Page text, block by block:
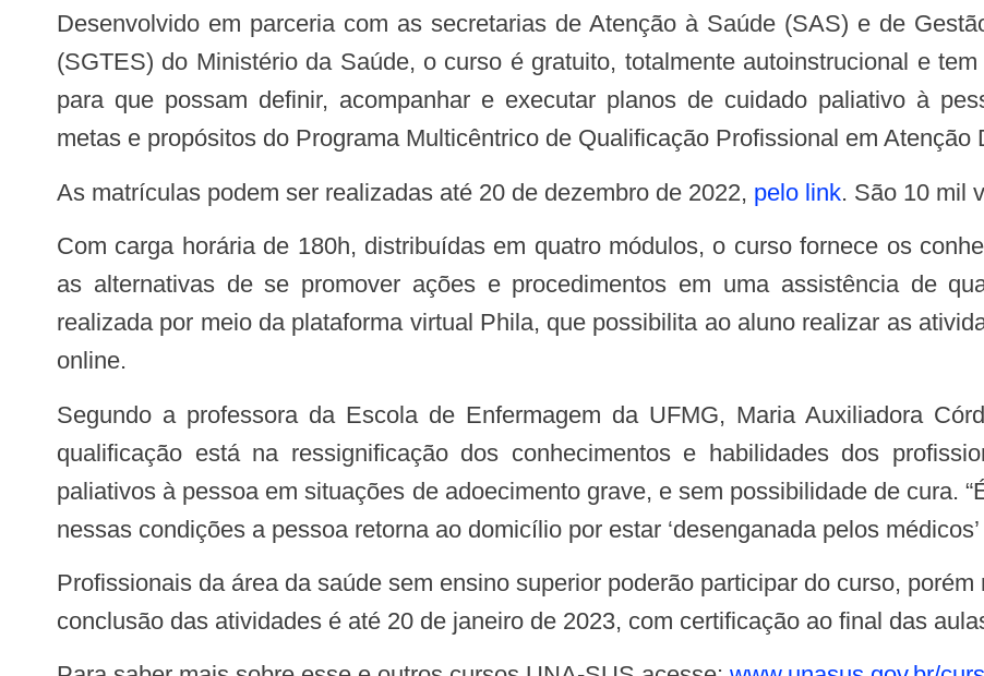
Desenvolvido em parceria com as secretarias de Atenção à Saúde (SAS) e de Gestão do Trabalho e da Educação na Saúde
(SGTES) do Ministério da Saúde, o curso é gratuito, totalmente autoinstrucional e
para que possam definir, acompanhar e executar planos de cuidado paliativo à
metas e propósitos do Programa Multicêntrico de Qualificação Profissional em
As matrículas podem ser realizadas até 20 de dezembro de 2022, pelo link. São 10 mil
Com carga horária de 180h, distribuídas em quatro módulos, o curso fornece os conhecimentos necessários para potencializar
as alternativas de se promover ações e procedimentos em uma assistência de
realizada por meio da plataforma virtual Phila, que possibilita ao aluno realizar as
online.
Segundo a professora da Escola de Enfermagem da UFMG, Maria Auxiliadora Córdova Christófaro, o grande destaque da
qualificação está na ressignificação dos conhecimentos e habilidades dos
paliativos à pessoa em situações de adoecimento grave, e sem possibilidade de cura.
nessas condições a pessoa retorna ao domicílio por estar ‘desenganada pelos médicos’
Profissionais da área da saúde sem ensino superior poderão participar do curso, porém não receberão certificação. O prazo para
conclusão das atividades é até 20 de janeiro de 2023, com certificação ao final das